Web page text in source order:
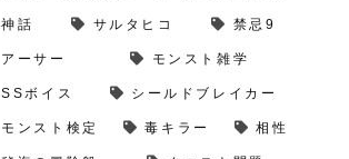
神話 サルタヒコ 禁忌9
アーサー モンスト雑学
SSボイス シールドブレイカー
モンスト検定 毒キラー 相性